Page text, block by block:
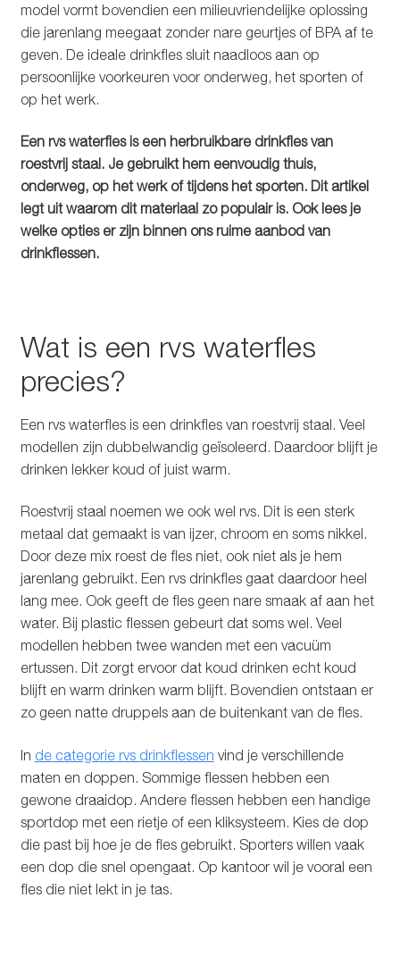
Broodtrommels & lunchboxen
Herbruikbare boterhamzakjes
Aanbiedingen
Waterfles bedrukken
Reviews waterflessenwinkel.nl
model vormt bovendien een milieuvriendelijke oplossing
die jarenlang meegaat zonder nare geurtjes of BPA af te
geven. De ideale drinkfles sluit naadloos aan op
persoonlijke voorkeuren voor onderweg, het sporten of
op het werk.
Een rvs waterfles is een herbruikbare drinkfles van
roestvrij staal. Je gebruikt hem eenvoudig thuis,
onderweg, op het werk of tijdens het sporten. Dit artikel
legt uit waarom dit materiaal zo populair is. Ook lees je
welke opties er zijn binnen ons ruime aanbod van
drinkflessen.
Wat is een rvs waterfles
precies?
Een rvs waterfles is een drinkfles van roestvrij staal. Veel
modellen zijn dubbelwandig geïsoleerd. Daardoor blijft je
drinken lekker koud of juist warm.
Roestvrij staal noemen we ook wel rvs. Dit is een sterk
metaal dat gemaakt is van ijzer, chroom en soms nikkel.
Door deze mix roest de fles niet, ook niet als je hem
jarenlang gebruikt. Een rvs drinkfles gaat daardoor heel
lang mee. Ook geeft de fles geen nare smaak af aan het
water. Bij plastic flessen gebeurt dat soms wel. Veel
modellen hebben twee wanden met een vacuüm
ertussen. Dit zorgt ervoor dat koud drinken echt koud
blijft en warm drinken warm blijft. Bovendien ontstaan er
zo geen natte druppels aan de buitenkant van de fles.
In de categorie rvs drinkflessen vind je verschillende
maten en doppen. Sommige flessen hebben een
gewone draaidop. Andere flessen hebben een handige
sportdop met een rietje of een kliksysteem. Kies de dop
die past bij hoe je de fles gebruikt. Sporters willen vaak
een dop die snel opengaat. Op kantoor wil je vooral een
fles die niet lekt in je tas.